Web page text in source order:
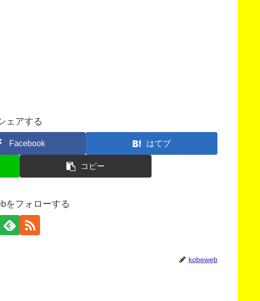
ェアする
Facebook はてブ
コピー
をフォローする
kobeweb